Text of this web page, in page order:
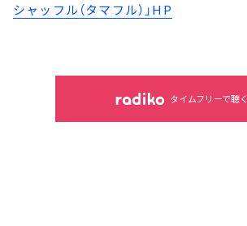
シャッフル（タマフル）」HP
タイムフリーで聴く